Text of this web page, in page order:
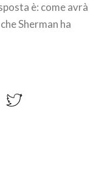
è: come avrà
Sherman ha